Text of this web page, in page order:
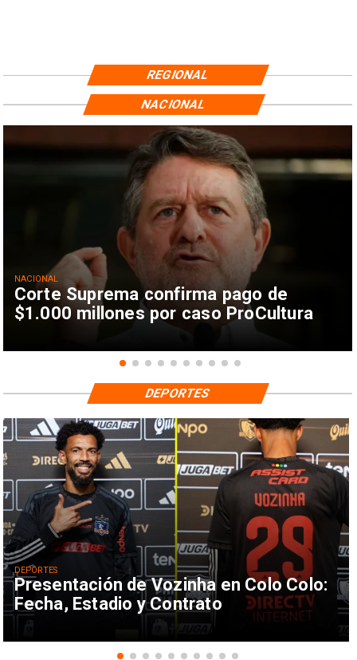
REGIONAL
Corte Suprema confirma pago de
$1.000 millones por caso ProCultura
NACIONAL
NACIONAL
Presentación de Vozinha en Colo Colo:
Fecha, Estadio y Contrato
DEPORTES
DEPORTES